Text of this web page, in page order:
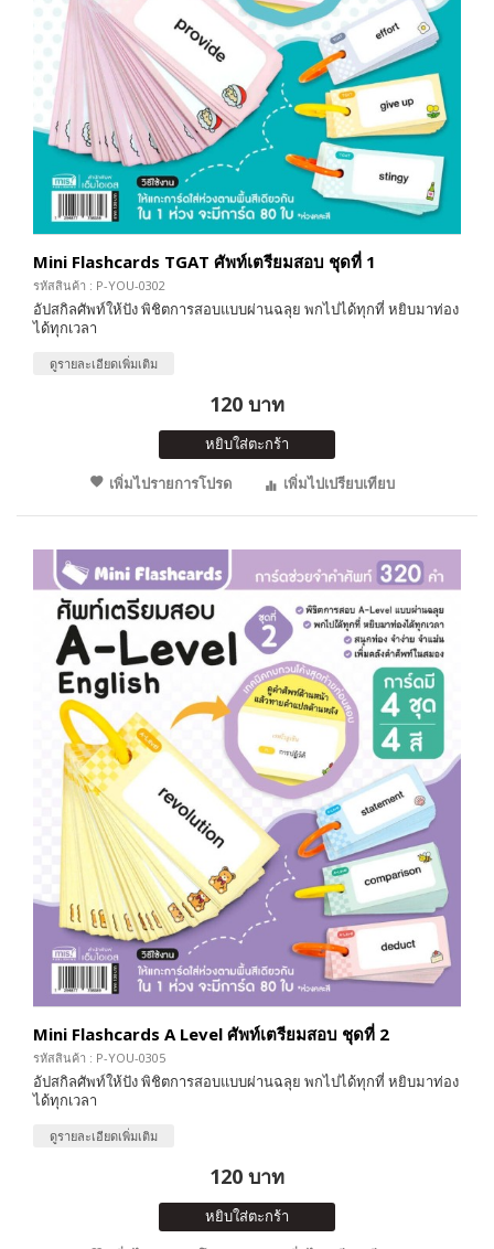
Mini Flashcards TGAT ศัพท์เตรียมสอบ ชุดที่ 1
รหัสสินค้า : P-YOU-0302
อัปสกิลศัพท์ให้ปัง พิชิตการสอบแบบผ่านฉลุย พกไปได้ทุกที่ หยิบมาท่อง
ได้ทุกเวลา
ดูรายละเอียดเพิ่มเติม
120 บาท
หยิบใส่ตะกร้า
เพิ่มไปรายการโปรด
เพิ่มไปเปรียบเทียบ
Mini Flashcards A Level ศัพท์เตรียมสอบ ชุดที่ 2
รหัสสินค้า : P-YOU-0305
อัปสกิลศัพท์ให้ปัง พิชิตการสอบแบบผ่านฉลุย พกไปได้ทุกที่ หยิบมาท่อง
ได้ทุกเวลา
ดูรายละเอียดเพิ่มเติม
120 บาท
หยิบใส่ตะกร้า